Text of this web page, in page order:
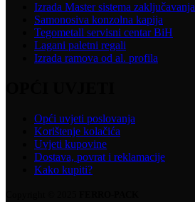
Izrada Master sistema zaključavanja
Samonosiva konzolna kapija
Tegometall servisni centar BiH
Lagani paletni regali
Izrada ramova od al. profila
Opći uvjeti poslovanja
Korištenje kolačića
Uvjeti kupovine
Dostava, povrat i reklamacije
Kako kupiti?